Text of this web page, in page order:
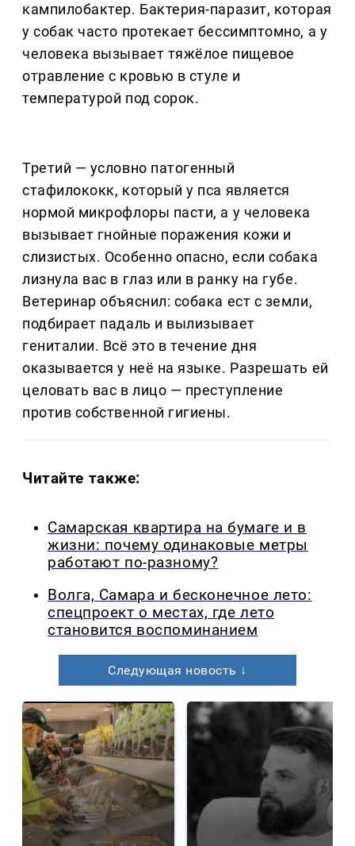
кампилобактер. Бактерия-паразит, которая
у собак часто протекает бессимптомно, а у
человека вызывает тяжёлое пищевое
отравление с кровью в стуле и
температурой под сорок.
Третий — условно патогенный
стафилококк, который у пса является
нормой микрофлоры пасти, а у человека
вызывает гнойные поражения кожи и
слизистых. Особенно опасно, если собака
лизнула вас в глаз или в ранку на губе.
Ветеринар объяснил: собака ест с земли,
подбирает падаль и вылизывает
гениталии. Всё это в течение дня
оказывается у неё на языке. Разрешать ей
целовать вас в лицо — преступление
против собственной гигиены.
Читайте также:
Самарская квартира на бумаге и в
жизни: почему одинаковые метры
работают по-разному?
Волга, Самара и бесконечное лето:
спецпроект о местах, где лето
становится воспоминанием
Следующая новость ↓